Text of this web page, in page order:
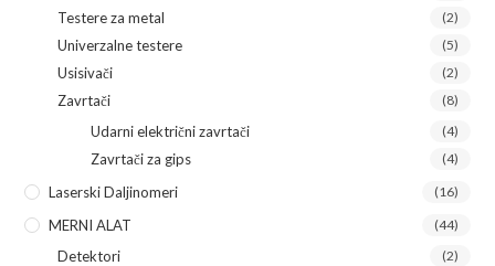
Testere za metal (2)
Univerzalne testere (5)
Usisivači (2)
Zavrtači (8)
Udarni električni zavrtači (4)
Zavrtači za gips (4)
Laserski Daljinomeri (16)
MERNI ALAT (44)
Detektori (2)